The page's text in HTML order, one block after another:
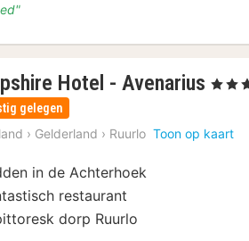
foto
Hotel - Avenarius 1
vanaf
€
, 4
gelegen
› Gelderland › Ruurlo Toon op kaart
in de Achterhoek
restaurant
dorp Ruurlo